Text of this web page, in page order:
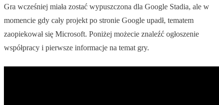
Gra wcześniej miała zostać wypuszczona dla Google Stadia, ale w
momencie gdy cały projekt po stronie Google upadł, tematem
zaopiekował się Microsoft. Poniżej możecie znaleźć ogłoszenie
współpracy i pierwsze informacje na temat gry.